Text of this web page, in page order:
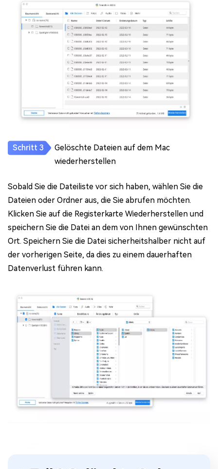
Gelöschte Dateien auf dem Mac
wiederherstellen
Sobald Sie die Dateiliste vor sich haben, wählen Sie die
Dateien oder Ordner aus, die Sie abrufen möchten.
Klicken Sie auf die Registerkarte Wiederherstellen und
speichern Sie die Datei an dem von Ihnen gewünschten
Ort. Speichern Sie die Datei sicherheitshalber nicht auf
der vorherigen Seite, da dies zu einem dauerhaften
Datenverlust führen kann.